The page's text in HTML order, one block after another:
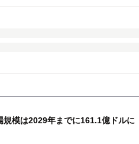
規模は2029年までに161.1億ドルに